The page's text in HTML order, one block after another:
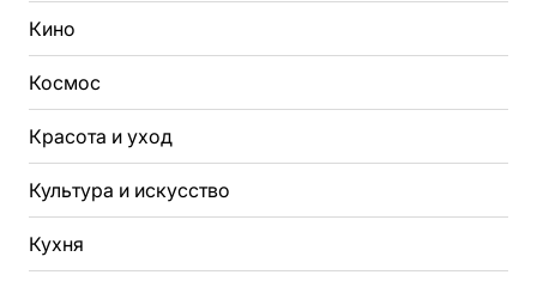
Кино
Космос
Красота и уход
Культура и искусство
Кухня